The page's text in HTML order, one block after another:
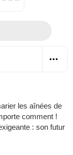
les aînées de
comment !
: son futur